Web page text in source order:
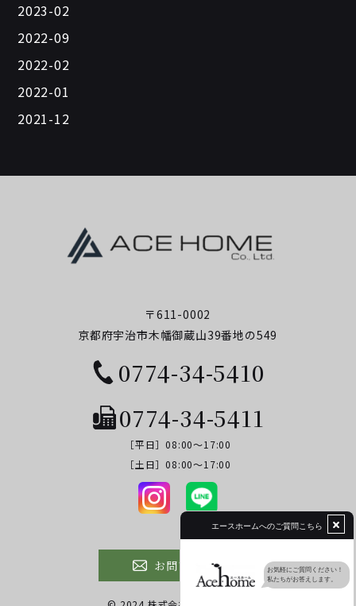
2023-02
2022-09
2022-02
2022-01
2021-12
〒611-0002
京都府宇治市木幡御蔵山39番地の549
0774-34-5410
0774-34-5411
［平日］08:00～17:00
​​​​​​​［土日］08:00～17:00
お問い合わせ